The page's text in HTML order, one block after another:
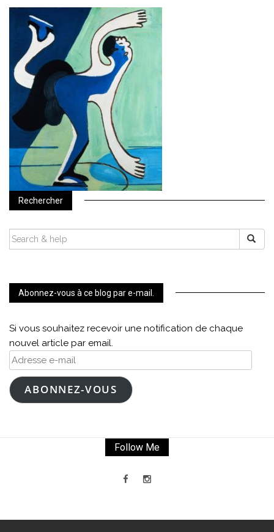
Rechercher
SEARCH
FOR:
Abonnez-vous à ce blog par e-mail.
Si vous souhaitez recevoir une notification de chaque
nouvel article par email.
Adresse
e-
mailABONNEZ-VOUS
Follow Me